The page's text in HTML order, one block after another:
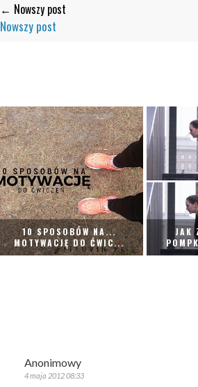
← Nowszy post
Nowszy post
10 SPOSOBÓW NA...
MOTYWACJĘ DO ĆWIC...
JAK
Anonimowy
4 maja 2012 08:33